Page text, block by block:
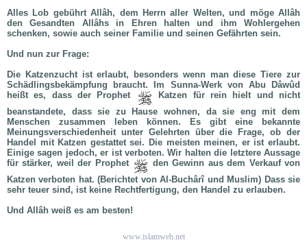
Alles Lob gebührt Allâh, dem Herrn aller Welten, und möge Allâh
den Gesandten Allâhs in Ehren halten und ihm Wohlergehen
schenken, sowie auch seiner Familie und seinen Gefährten sein.
Und nun zur Frage:
Die Katzenzucht ist erlaubt, besonders wenn man diese Tiere zur
Schädlingsbekämpfung braucht. Im Sunna-Werk von Abu Dâwûd
heißt es, dass der Prophet
Katzen für rein hielt und nicht
beanstandete, dass sie zu Hause wohnen, da sie eng mit dem
Menschen zusammen leben können. Es gibt eine bekannte
Meinungsverschiedenheit unter Gelehrten über die Frage, ob der
Handel mit Katzen gestattet sei. Die meisten meinen, er ist erlaubt.
Einige sagen jedoch, er ist verboten. Wir halten die letztere Aussage
für stärker, weil der Prophet
den Gewinn aus dem Verkauf von
Katzen verboten hat. (Berichtet von Al-Buchârî und Muslim) Dass sie
sehr teuer sind, ist keine Rechtfertigung, den Handel zu erlauben.
Und Allâh weiß es am besten!
www.islamweb.net